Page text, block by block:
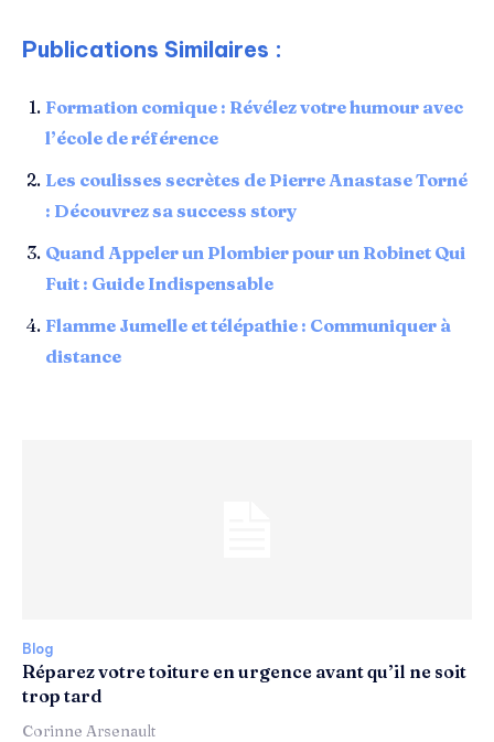
Publications Similaires :
Formation comique : Révélez votre humour avec
l’école de référence
Les coulisses secrètes de Pierre Anastase Torné
: Découvrez sa success story
Quand Appeler un Plombier pour un Robinet Qui
Fuit : Guide Indispensable
Flamme Jumelle et télépathie : Communiquer à
distance
Blog
Réparez votre toiture en urgence avant qu’il ne soit
trop tard
Corinne Arsenault